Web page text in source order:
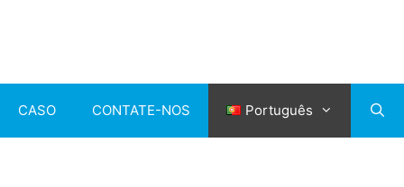
CASO CONTATE-NOS Português